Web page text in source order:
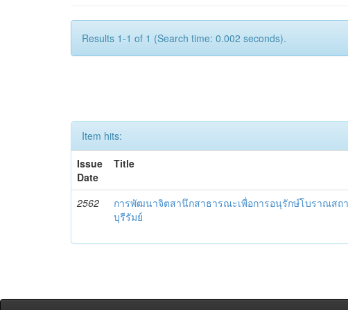
Results 1-1 of 1 (Search time: 0.002 seconds).
Item hits:
Issue
Date
Title
2562
การพัฒนาจิตสานึกสาธารณะเพื่อการอนุรักษ์โบราณสถ
บุรีรัมย์